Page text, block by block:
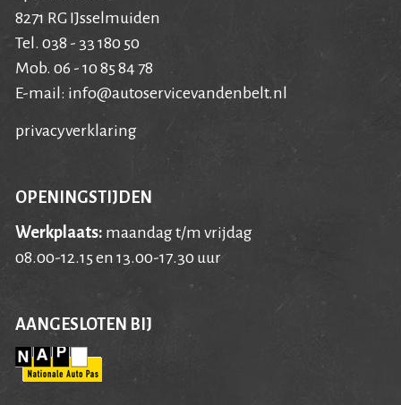
8271 RG IJsselmuiden
Tel. 038 - 33 180 50
Mob. 06 - 10 85 84 78
E-mail: info@autoservicevandenbelt.nl
privacyverklaring
OPENINGSTIJDEN
Werkplaats: maandag t/m vrijdag
08.00-12.15 en 13.00-17.30 uur
AANGESLOTEN BIJ